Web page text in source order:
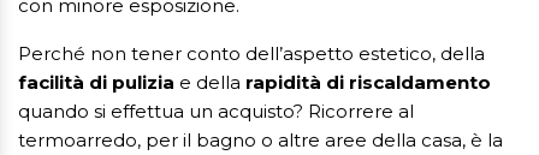
con minore esposizione.
Perché non tener conto dell’aspetto estetico, della
facilità di pulizia e della rapidità di riscaldamento
quando si effettua un acquisto? Ricorrere al
termoarredo, per il bagno o altre aree della casa, è la